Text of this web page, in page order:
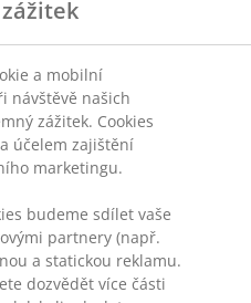
a mobilní
návštěvě našich
zážitek. Cookies
účelem zajištění
marketingu.
budeme sdílet vaše
partnery (např.
a statickou reklamu.
dozvědět více části